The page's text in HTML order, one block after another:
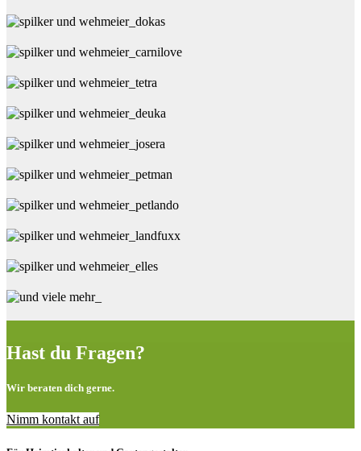
Hast du Fragen?
Wir beraten dich gerne.
Nimm kontakt auf